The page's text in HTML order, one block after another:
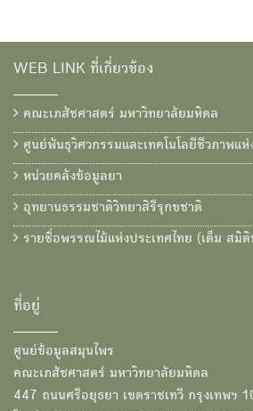
WEB LINK ที่เกี่ยวข้อง
คณะเภสัชศาสตร์ มหาวิทยาลัยมหิดล
ศูนย์พันธุวิศวกรรมและเทคโนโลยีชีวภาพแห่
หน่วยคลังข้อมูลยา
อุทยานธรรมชาติวิทยาสิรีรุกขชาติ
รายชื่อพรรณไม้แห่งประเทศไทย (เต็ม สมิ
ที่อยู่
ศูนย์ข้อมูลสมุนไพร
คณะเภสัชศาสตร์ มหาวิทยาลัยมหิดล
447 ถนนศรีอยุธยา เขตราชเทวี กรุงเทพฯ